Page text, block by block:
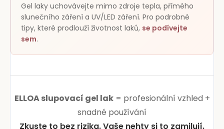
Gel laky uchovávejte mimo zdroje tepla, přímého
slunečního záření a UV/LED záření. Pro podrobné
tipy, které prodlouží životnost laků, se podívejte
sem.
ELLOA slupovací gel lak= profesionální vzhled +
snadné používání
Zkuste to bez rizika. Vaše nehty si to zamilují.